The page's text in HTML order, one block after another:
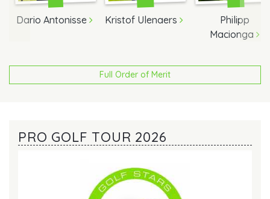
Dario Antonisse Kristof Ulenaers
Philipp
Macionga
Full Order of Merit
PRO GOLF TOUR 2026